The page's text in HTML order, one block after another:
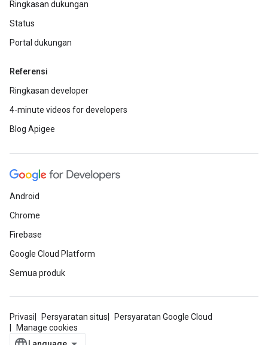
Ringkasan dukungan
Status
Portal dukungan
Referensi
Ringkasan developer
4-minute videos for developers
Blog Apigee
Android
Chrome
Firebase
Google Cloud Platform
Semua produk
Privasi Persyaratan situs
Persyaratan Google Cloud
Manage cookies